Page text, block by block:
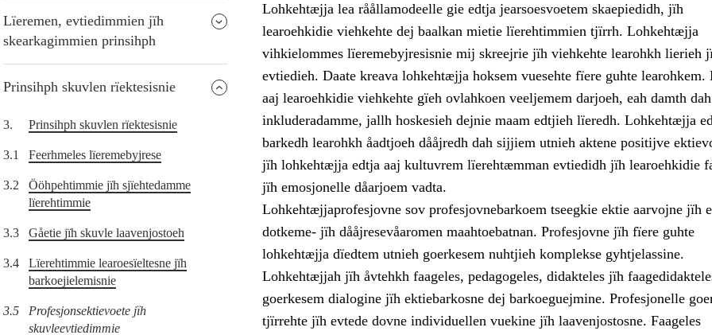
Lïeremen, evtiedimmien jïh
skearkagimmien prinsihph
Prinsihph skuvlen rïektesisnie
3. Prinsihph skuvlen rïektesisnie
3.1 Feerhmeles lïeremebyjrese
3.2
Ööhpehtimmie jïh sjïehtedamme
lïerehtimmie
3.3 Gåetie jïh skuvle laavenjostoeh
3.4
Lïerehtimmie learoesïeltesne jïh
barkoejielemisnie
3.5
Profesjonsektievoete jïh
skuvleevtiedimmie
Lohkehtæjja lea råållamodeelle gie edtja jearsoesvoetem skaepiedidh, jïh
learoehkidie viehkehte dej baalkan mietie lïerehtimmien tjïrrh. Lohkehtæjja
vihkielommes lïeremebyjresisnie mij skreejrie jïh viehkehte learohkh lierieh
evtiedieh. Daate kreava lohkehtæjja hoksem vuesehte fïere guhte learohkem.
aaj learoehkidie viehkehte gïeh ovlahkoen veeljemem darjoeh, eah damth
inkluderadamme, jallh hoskesieh dejnie maam edtjieh lïeredh. Lohkehtæjja
barkedh learohkh åadtjoeh dååjredh dah sijjiem utnieh aktene positijve
jïh lohkehtæjja edtja aaj kultuvrem lïerehtæmman evtiedidh jïh learoehkidie
jïh emosjonelle dåarjoem vadta.
Lohkehtæjjaprofesjovne sov profesjovnebarkoem tseegkie ektie aarvojne jïh
dotkeme- jïh dååjresevåaromen maahtoebatnan. Profesjovne jïh fïere guhte
lohkehtæjja dïedtem utnieh goerkesem nuhtjieh komplekse gyhtjelassine.
Lohkehtæjjah jïh åvtehkh faageles, pedagogeles, didakteles jïh
goerkesem dialogine jïh ektiebarkosne dej barkoeguejmine. Profesjonelle
tjïrrehte jïh evtede dovne individuellen vuekine jïh laavenjostosne. Faageles